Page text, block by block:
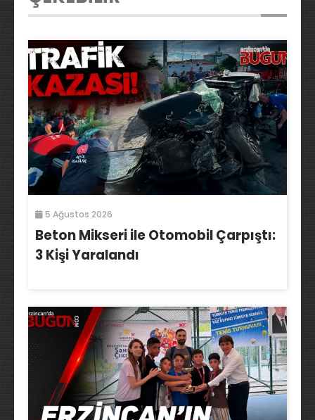
5 Ağustos 2026
Beton Mikseri ile Otomobil Çarpıştı:
3 Kişi Yaralandı